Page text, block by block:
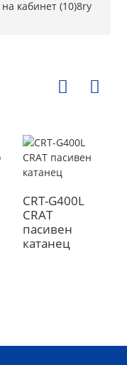
CRT-G400L
CRAT
пасивен
катанец